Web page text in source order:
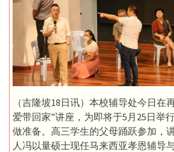
（吉隆坡18日讯）本校辅导处今日在
爱带回家”讲座，为即将于5月25日举
做准备。高三学生的父母踊跃参加，
人冯以量硕士现任马来西亚孝恩辅导